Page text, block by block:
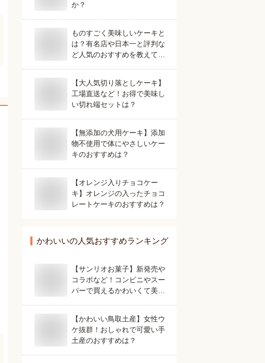
か？
ものすごく美味しいケーキと
は？有名店や日本一と評判な
ど人気のおすすめを教えてく
【大人気切り落としケーキ】
工場直送など！お得で美味し
い切れ端セットは？
【無添加の犬用ケーキ】添加
物不使用で体にやさしいケー
キのおすすめは？
【オレンジ入りチョコケー
キ】オレンジの入ったチョコ
レートケーキのおすすめは？
かわいいの人気おすすめランキング
【サンリオお菓子】新発売や
コラボなど！コンビニやスー
パーで買えるかわいくて美味
【かわいい鳥取土産】女性ウ
ケ抜群！おしゃれで可愛い手
土産のおすすめは？